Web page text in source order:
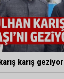
karış geziyor